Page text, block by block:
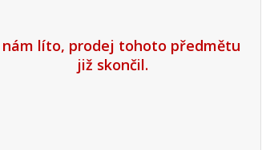
nám líto, prodej tohoto předmětu
již skončil.